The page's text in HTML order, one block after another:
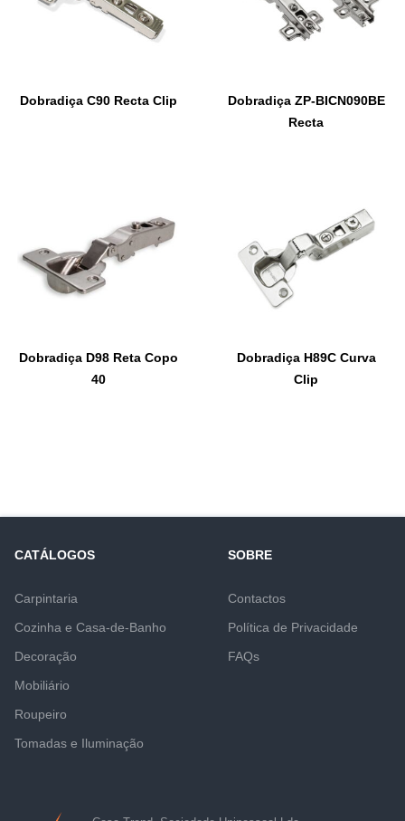
Dobradiça C90 Recta Clip
Dobradiça ZP-BICN090BE
Recta
Dobradiça D98 Reta Copo
40
Dobradiça H89C Curva
Clip
CATÁLOGOS
Carpintaria
Cozinha e Casa-de-Banho
Decoração
Mobiliário
Roupeiro
Tomadas e Iluminação
SOBRE
Contactos
Política de Privacidade
FAQs